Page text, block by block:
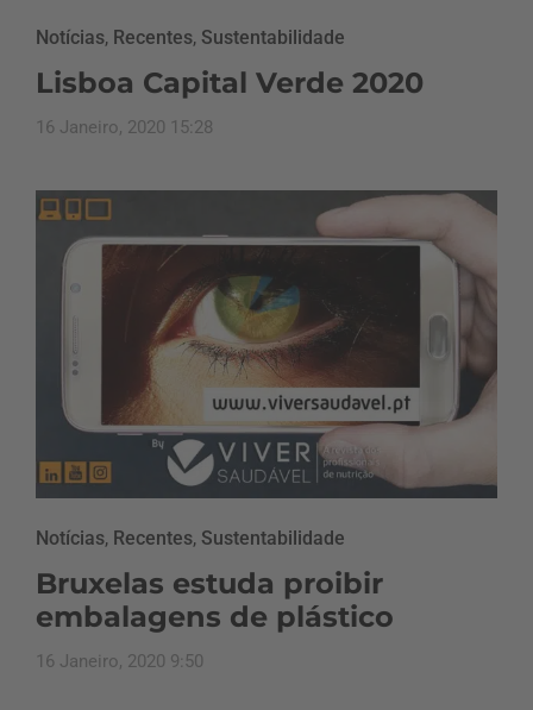
Notícias, Recentes, Sustentabilidade
Lisboa Capital Verde 2020
16 Janeiro, 2020 15:28
Notícias, Recentes, Sustentabilidade
Bruxelas estuda proibir
embalagens de plástico
16 Janeiro, 2020 9:50